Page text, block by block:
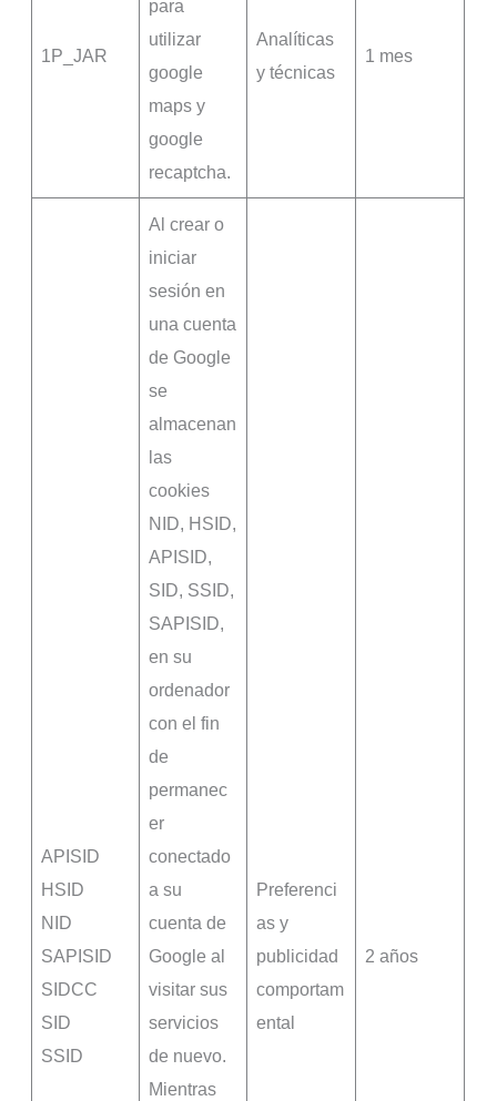
1P_JAR
para
utilizar
google
maps y
google
recaptcha.
Analíticas
y técnicas
1 mes
APISID
HSID
NID
SAPISID
SIDCC
SID
SSID
Al crear o
iniciar
sesión en
una cuenta
de Google
se
almacenan
las
cookies
NID, HSID,
APISID,
SID, SSID,
SAPISID,
en su
ordenador
con el fin
de
permanec
er
conectado
a su
cuenta de
Google al
visitar sus
servicios
de nuevo.
Mientras
Preferenci
as y
publicidad
comportam
ental
2 años